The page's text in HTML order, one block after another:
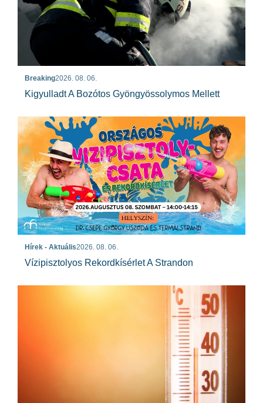
Breaking2026. 08. 06.
Kigyulladt A Bozótos Gyöngyössolymos Mellett
Hírek - Aktuális2026. 08. 06.
Vízipisztolyos Rekordkísérlet A Strandon